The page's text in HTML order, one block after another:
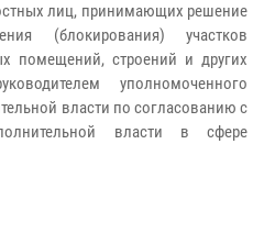
лиц, принимающих решение
(блокирования) участков
помещений, строений и других
уполномоченного
власти по согласованию с
власти в сфере